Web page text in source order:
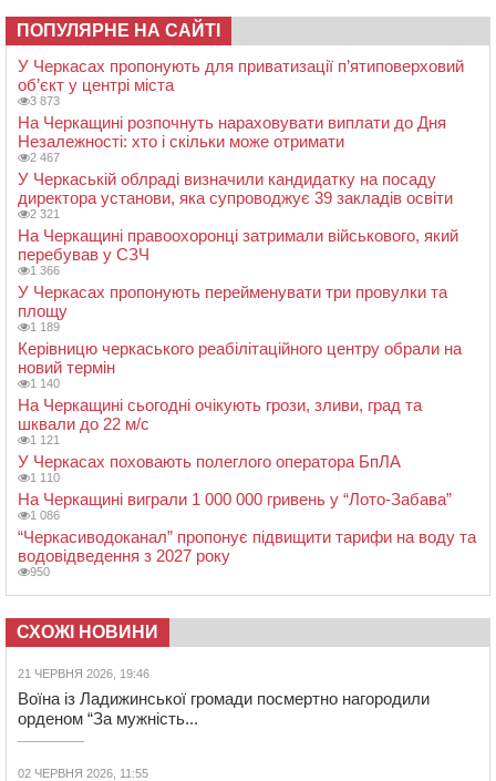
ПОПУЛЯРНЕ НА САЙТІ
У Черкасах пропонують для приватизації п’ятиповерховий
об’єкт у центрі міста
3 873
На Черкащині розпочнуть нараховувати виплати до Дня
Незалежності: хто і скільки може отримати
2 467
У Черкаській облраді визначили кандидатку на посаду
директора установи, яка супроводжує 39 закладів освіти
2 321
На Черкащині правоохоронці затримали військового, який
перебував у СЗЧ
1 366
У Черкасах пропонують перейменувати три провулки та
площу
1 189
Керівницю черкаського реабілітаційного центру обрали на
новий термін
1 140
На Черкащині сьогодні очікують грози, зливи, град та
шквали до 22 м/с
1 121
У Черкасах поховають полеглого оператора БпЛА
1 110
На Черкащині виграли 1 000 000 гривень у “Лото-Забава”
1 086
“Черкасиводоканал” пропонує підвищити тарифи на воду та
водовідведення з 2027 року
950
СХОЖІ НОВИНИ
21 ЧЕРВНЯ 2026, 19:46
Воїна із Ладижинської громади посмертно нагородили
орденом “За мужність...
02 ЧЕРВНЯ 2026, 11:55